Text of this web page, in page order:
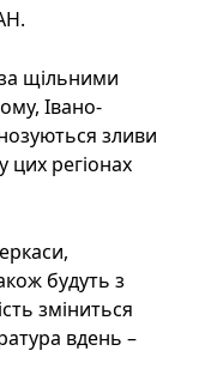
щільними
Івано-
зливи
цих регіонах
будуть з
зміниться
вдень –